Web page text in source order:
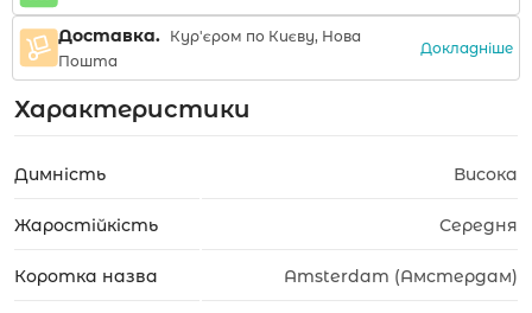
Доставка. Кур'єром по Києву, Нова
Пошта
Докладніше
Характеристики
Димність Висока
Жаростійкість Середня
Коротка назва Amsterdam (Амстердам)